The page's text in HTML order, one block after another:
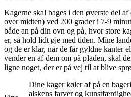
Kagerne skal bages i den øverste del
over midten) ved 200 grader i 7-9
både an på din ovn og på, hvor store
er, så hold lidt øje med tiden. Mine
og de er klar, når de får gyldne kanter
vender en af dem om på pladen, skal
ligne noget, der er på vej til at blive
Dine kager køler af på en
alskens farver og